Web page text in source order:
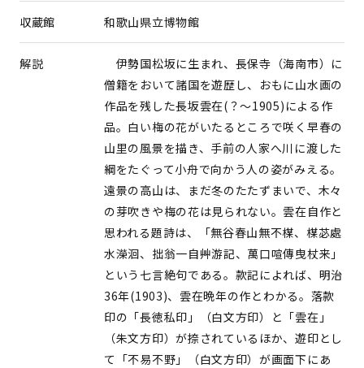
収蔵館 和歌山県立博物館
解説
伊勢国松坂に生まれ、長保寺（海南市）に
僧籍をおいて諸国を遊歴し、おもに山水画の
作品を残した長坂雲在(？～1905)による作
品。白い梅の花がいたるところで咲く早春の
山里の風景を描き、手前の人家へ川に渡した
綱をたぐって小舟で向かう人の姿がみえる。
遠景の高山は、まだ冬のたたずまいで、木々
の芽吹きや梅の花は見られない。雲在自作と
思われる題詩は、「無谷春山無不楳、楳苾處
水濚洄、拙翁一自艸游記、萬口喧傳曳杖来」
という七言絶句である。款記によれば、明治
36年(1903)、雲在晩年の作とわかる。落款
印の「長徳私印」（白文方印）と「雲在」
（朱文方印）が捺されているほか、遊印とし
て「不易不野」（白文方印）が画面下にあ